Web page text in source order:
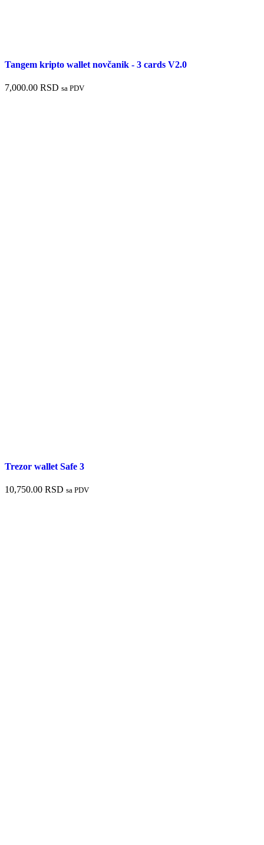
Tangem kripto wallet novčanik - 3 cards V2.0
7,000.00 RSD sa PDV
Trezor wallet Safe 3
10,750.00 RSD sa PDV